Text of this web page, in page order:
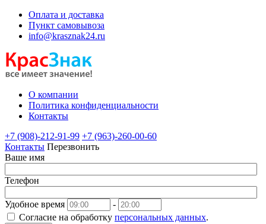
Оплата и доставка
Пункт самовывоза
info@krasznak24.ru
О компании
Политика конфиденциальности
Контакты
+7 (908)-212-91-99 +7 (963)-260-00-60
Контакты Перезвонить
Ваше имя
Телефон
Удобное время
-
Согласие на обработку персональных данных.